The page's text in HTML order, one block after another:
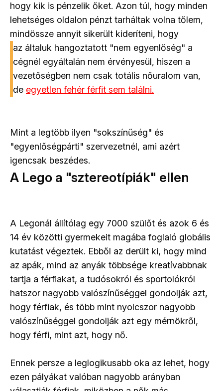
hogy kik is pénzelik őket. Azon túl, hogy minden
lehetséges oldalon pénzt tarháltak volna tőlem,
mindössze annyit sikerült kideríteni, hogy
az általuk hangoztatott "nem egyenlőség" a
cégnél egyáltalán nem érvényesül, hiszen a
vezetőségben nem csak totális nőuralom van,
de egyetlen fehér férfit sem találni.
Mint a legtöbb ilyen "sokszínűség" és
"egyenlőségpárti" szervezetnél, ami azért
igencsak beszédes.
A Lego a "sztereotípiák" ellen
A Legonál állítólag egy 7000 szülőt és azok 6 és
14 év közötti gyermekeit magába foglaló globális
kutatást végeztek. Ebből az derült ki, hogy mind
az apák, mind az anyák többsége kreatívabbnak
tartja a férfiakat, a tudósokról és sportolókról
hatszor nagyobb valószínűséggel gondolják azt,
hogy férfiak, és több mint nyolcszor nagyobb
valószínűséggel gondolják azt egy mérnökről,
hogy férfi, mint azt, hogy nő.
Ennek persze a leglogikusabb oka az lehet, hogy
ezen pályákat valóban nagyobb arányban